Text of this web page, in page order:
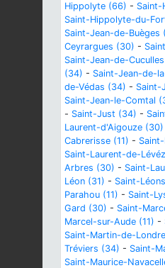
Hippolyte (66) -
Saint-Hippolyte-du-
Saint-Jean-de-Buèges
Ceyrargues (30) -
Saint-Jean-de-
(34) - Saint-Jean-de-
de-Védas (34) - Saint-
Saint-Jean-le-Comtal
- Saint-Just (34) -
Laurent-d'Aigouze (30)
Cabrerisse (11) -
Saint-Laurent-de-
Arbres (30) - Saint-
Léon (31) - Saint-
Parahou (11) - Saint-
Gard (30) - Saint-
Marcel-sur-Aude (11) -
Saint-Martin-de-
Tréviers (34) - Saint-
Saint-Maurice-